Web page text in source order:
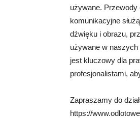
używane. Przewody
komunikacyjne
dźwięku i obrazu,
używane w
jest kluczowy dla
profesjonalistami,
Zapraszamy do
https://